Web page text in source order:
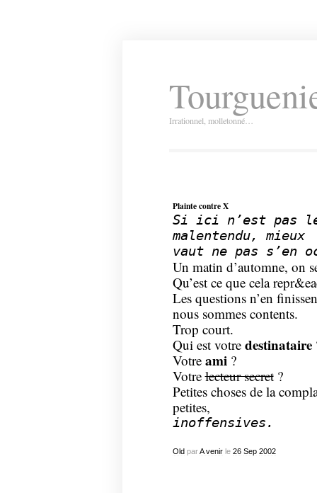
Irrationnel, molletonné…
Plainte contre X
Si ici n’est pas
malentendu, mieux
vaut ne pas s’en
Un matin d’automne, on
Qu’est ce que cela
Les questions n’en
nous sommes contents.
Trop court.
Qui est votre destinataire
Votre ami?
Votrelecteur secret?
Petites choses de la
petites,
inoffensives.
OldparA venirle 26 Sep 2002